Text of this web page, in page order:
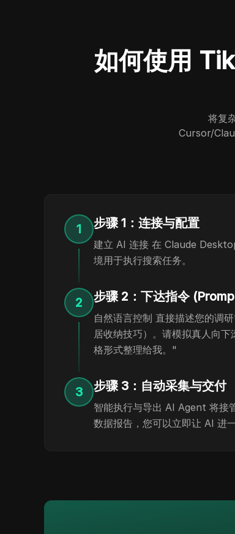
如何使用
将复
Cursor/
1 步骤 1：连接与配置
建立 AI 连接 在 Claude
境用于执行搜索任务。
2 步骤 2：下达指令
自然语言控制 直接描述您的调
居收纳技巧）。请模拟真人向
格形式整理给我。"
3 步骤 3：自动采集与交付
智能执行与导出 AI Agent 将接
数据报告，您可以立即让 AI 进